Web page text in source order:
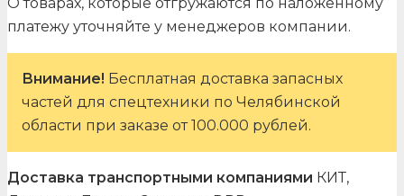
платежу уточняйте у менеджеров компании.
Внимание! Бесплатная доставка запасных
частей для спецтехники по Челябинской
области при заказе от 100.000 рублей.
Доставка транспортными компаниями КИТ,